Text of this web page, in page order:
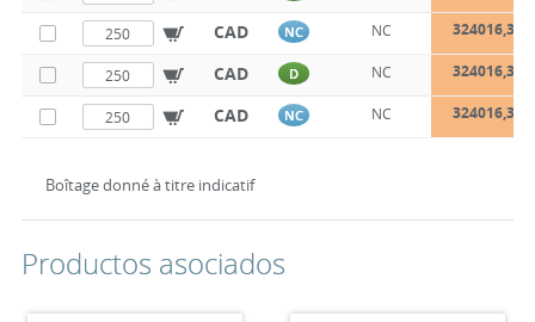
CAD NC NC
CAD D NC
CAD NC NC
Boîtage donné à titre indicatif
Productos asociados